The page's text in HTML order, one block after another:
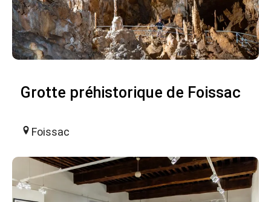
Grotte préhistorique de Foissac
Foissac